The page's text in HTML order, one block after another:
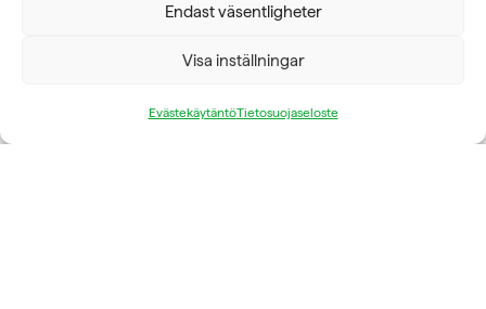
Endast väsentligheter
Visa inställningar
EvästekäytäntöTietosuojaseloste